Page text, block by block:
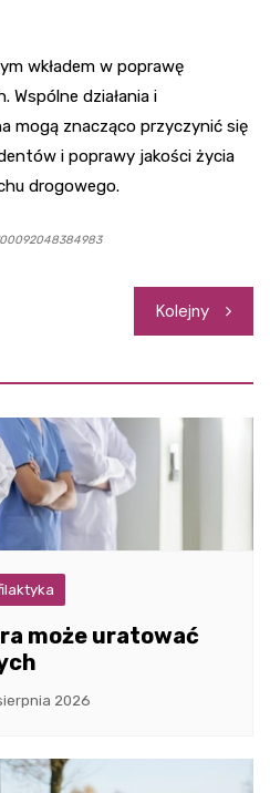
wkładem w poprawę
Wspólne działania i
mogą znacząco przyczynić się
i poprawy jakości życia
drogowego.
Kolejny
może uratować
2026